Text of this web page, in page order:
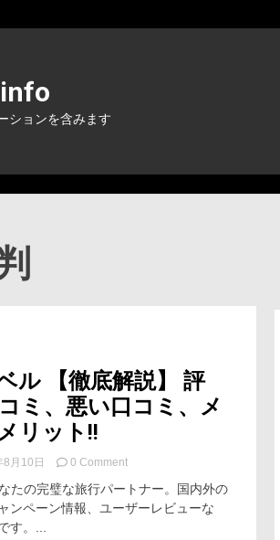
ションを含みます
説】 評
ミ、悪い口コミ、メ
リット!!
月10日 0 Commenton
ト
ラ
たの完璧な旅行パートナー。国内外の
ンペーン情報、ユーザーレビューな
す。...